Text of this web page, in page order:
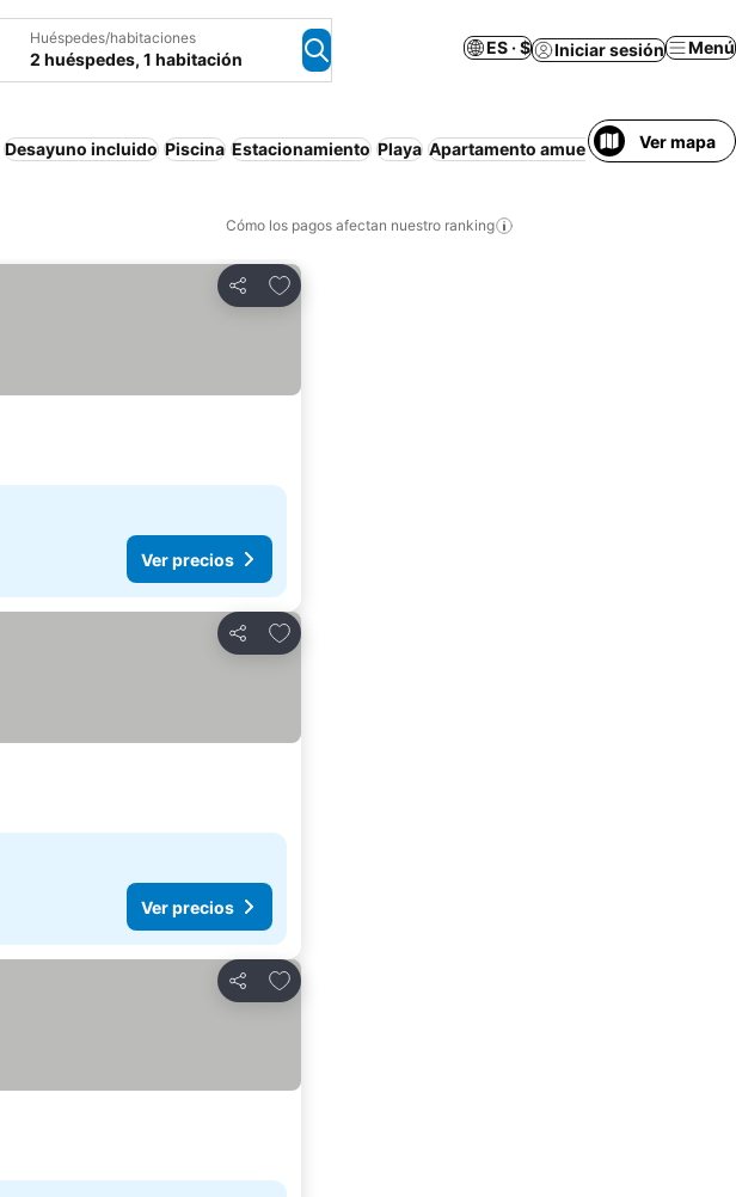
Huéspedes/habitaciones
2 huéspedes, 1 habitación
ES · $ Iniciar sesión Menú
Desayuno incluido Piscina Estacionamiento Playa Apartamento amueblado Ver mapa
Cómo los pagos afectan nuestro ranking
Compartir
Agregar a favoritos
Ver precios
Compartir
Agregar a favoritos
Ver precios
Compartir
Agregar a favoritos